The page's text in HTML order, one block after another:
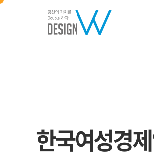
한국여성경